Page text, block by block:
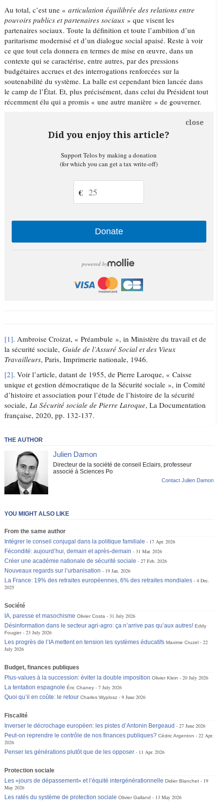
Au total, c’est une «articulation équilibrée des relations entre
pouvoirs publics et partenaires sociaux » que visent les
partenaires sociaux. Toute la définition et toute l’ambition d’un
paritarisme modernisé et d’un dialogue social apaisé. Reste à voir
ce que tout cela donnera en termes de mise en œuvre, dans un
contexte qui se caractérise, entre autres, par des pressions
budgétaires accrues et des interrogations renforcées sur la
soutenabilité du système. La balle est cependant bien lancée dans
le camp de l’État. Et, plus précisément, dans celui du Président tout
récemment élu qui a promis « une autre manière » de gouverner.
Did you enjoy this article?
close
Support Telos by making a donation
(for which you can get a tax write-off)
€
Donate
powered by
[1]. Ambroise Croizat, « Préambule », in Ministère du travail et de
la sécurité sociale,Guide de l’Assuré Social et des Vieux
Travailleurs, Paris, Imprimerie nationale, 1946.
[2]. Voir l’article, datant de 1955, de Pierre Laroque, « Caisse
unique et gestion démocratique de la Sécurité sociale », in Comité
d’histoire et association pour l’étude de l’histoire de la sécurité
sociale, La Sécurité sociale de Pierre Laroque, La Documentation
française, 2020, pp. 132-137.
THE AUTHOR
Julien Damon
Directeur de la société de conseil Eclairs, professeur
associé à Sciences Po
Contact Julien Damon
YOU MIGHT ALSO LIKE
From the same author
Intégrer le conseil conjugal dans la politique familiale
17 Apr. 2026
Fécondité: aujourd’hui, demain et après-demain
31 Mar. 2026
Créer une académie nationale de sécurité sociale
27 Feb. 2026
Nouveaux regards sur l’urbanisation
19 Jan. 2026
La France: 19% des retraites européennes, 6% des retraites mondiales
4 Dec.
2025
Société
IA, paresse et masochisme Olivier Costa
31 July 2026
Désinformation dans le secteur agri-agro: ça n’arrive pas qu’aux autres! Eddy
Fougier
23 July 2026
Les progrès de l’IA mettent en tension les systèmes éducatifs Maxime Cruzel
22
July 2026
Budget, finances publiques
Plus-values à la succession: éviter la double imposition Olivier Klein
20 July 2026
La tentation espagnole Éric Chaney
7 July 2026
Quoi qu’il en coûte: le retour Charles Wyplosz 9 June 2026
Fiscalité
Inverser le décrochage européen: les pistes d’Antonin Bergeaud
27 June 2026
Peut-on reprendre le contrôle de nos finances publiques? Cédric Argenton
22 Apr.
2026
Penser les générations plutôt que de les opposer
11 Apr. 2026
Protection sociale
Les «jours de dépassement» et l’équité intergénérationnelle Didier Blanchet
19
May 2026
Les ratés du système de protection sociale Olivier Galland 13 May 2026